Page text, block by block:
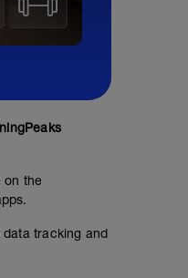
on the
tracking and